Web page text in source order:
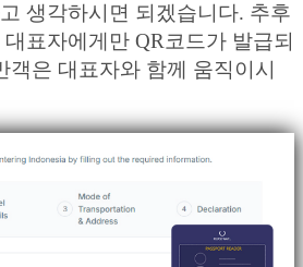
생각하시면 되겠습니다. 추후
표자에게만 QR코드가 발급되
객은 대표자와 함께 움직이시